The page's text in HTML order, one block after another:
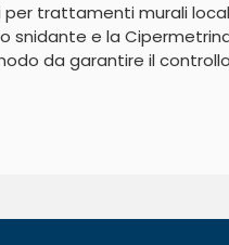
murali
e la
modo da garantire il